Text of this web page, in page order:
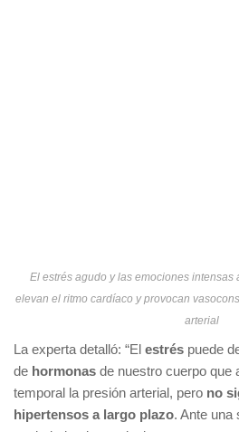
El estrés agudo y las emociones intensas
elevan el ritmo cardíaco y provocan
arterial
La experta detalló: “El estrés puede
de hormonas de nuestro cuerpo que
temporal la presión arterial, pero no
hipertensos a largo plazo. Ante una